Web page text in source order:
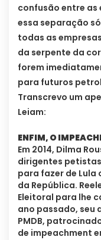
confusão entre as
essa separação
todas as
da serpente da
forem
para futuros
Transcrevo um
Leiam:
ENFIM, O
Em 2014, Dilma
dirigentes
para fazer de Lula
da República.
Eleitoral para lhe
ano passado, seu
PMDB,
de impeachment